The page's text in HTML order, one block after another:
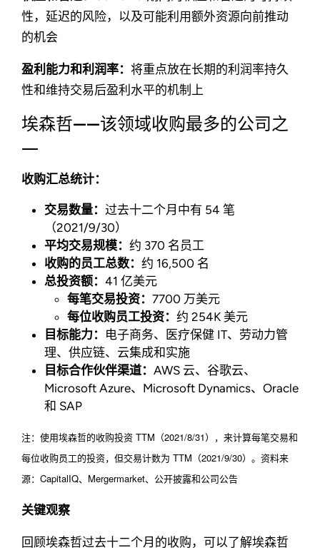
性，延迟的风险，以及可能利用额外资源向前推动
的机会
盈利能力和利润率： 将重点放在长期的利润率持久
性和维持交易后盈利水平的机制上
埃森哲——该领域收购最多的公司之
一
收购汇总统计：
交易数量： 过去十二个月中有 54 笔
（2021/9/30）
平均交易规模： 约 370 名员工
收购的员工总数： 约 16,500 名
总投资额： 41 亿美元
每笔交易投资： 7700 万美元
每位收购员工投资： 约 254K 美元
目标能力： 电子商务、医疗保健 IT、劳动力管
理、供应链、云集成和实施
目标合作伙伴渠道： AWS 云、谷歌云、
Microsoft Azure、Microsoft Dynamics、Oracle
和 SAP
注：使用埃森哲的收购投资 TTM（2021/8/31），来计算每笔交易和
每位收购员工的投资，但交易计数为 TTM（2021/9/30）。资料来
源：CapitalIQ、Mergermarket、公开披露和公司公告
关键观察
回顾埃森哲过去十二个月的收购，可以了解埃森哲